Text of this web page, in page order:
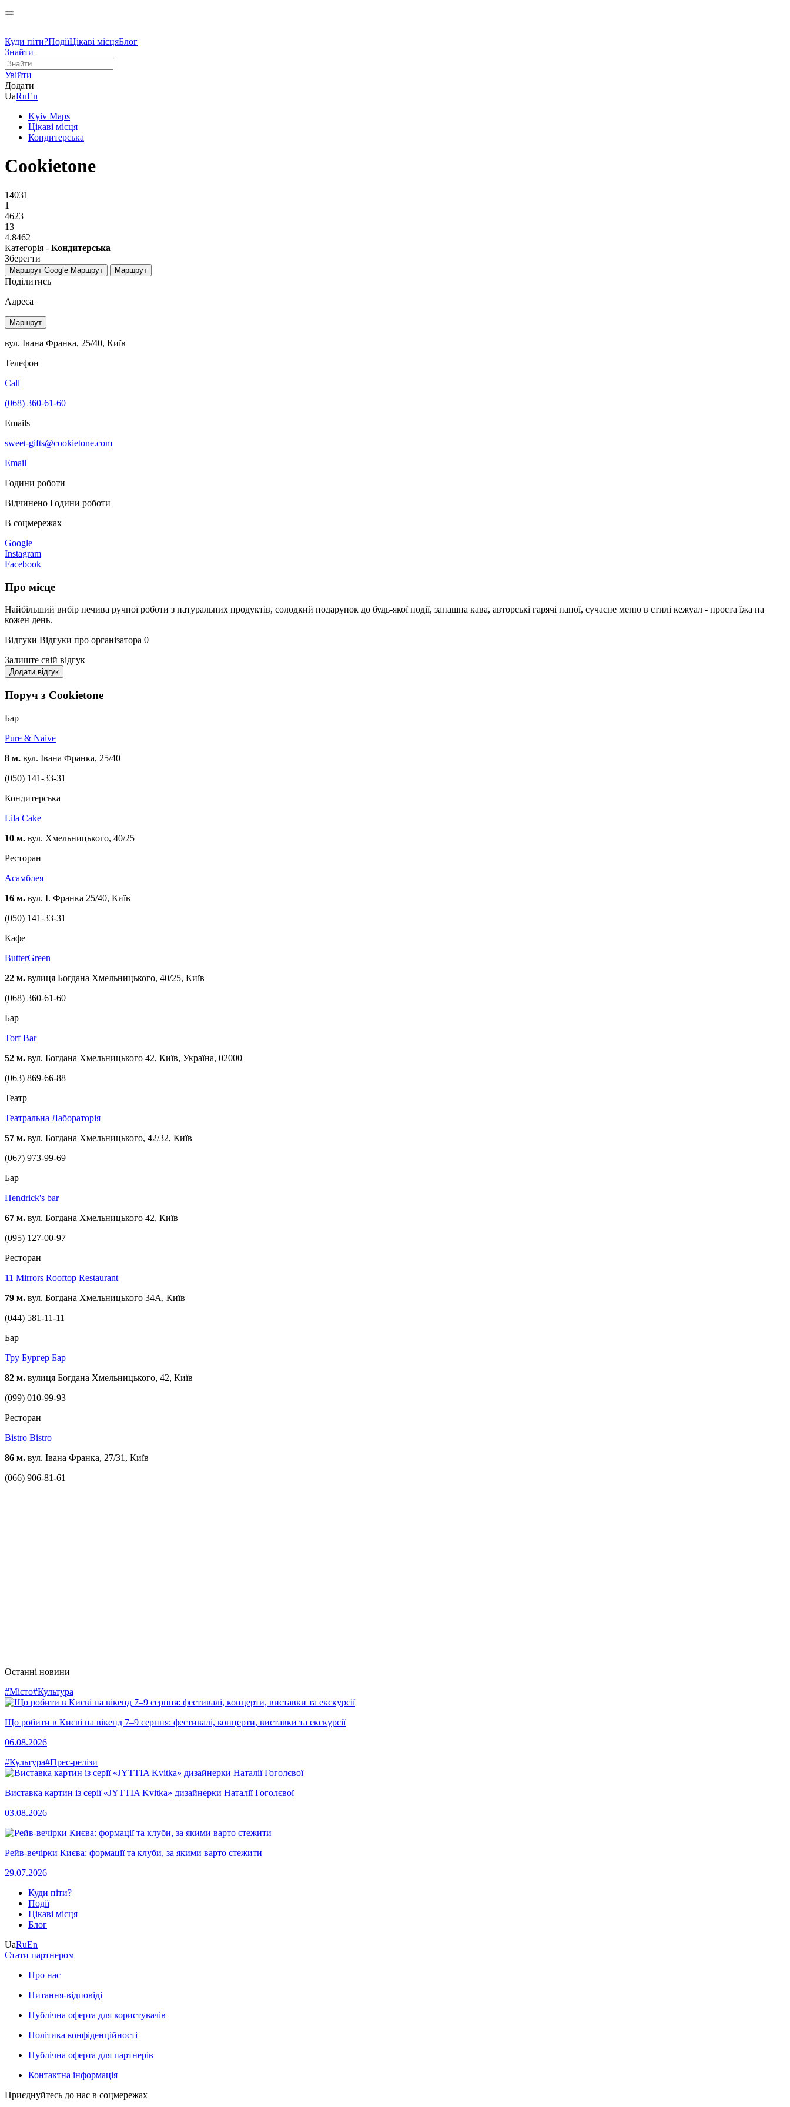
Куди піти?ПодіїЦікаві місцяБлог
Знайти
Увійти
Додати
UaRuEn
Kyiv Maps
Цікаві місця
Кондитерська
Cookietone
14031
1
4623
13
4.8462
Категорія - Кондитерська
Зберегти
Маршрут Google Маршрут Маршрут
Поділитись
Адреса
Маршрут
вул. Івана Франка, 25/40, Київ
Телефон
Call
(068) 360-61-60
Emails
sweet-gifts@cookietone.com
Email
Години роботи
Відчинено Години роботи
В соцмережах
Google
Instagram
Facebook
Про місце
Найбільший вибір печива ручної роботи з натуральних продуктів, солодкий подарунок до будь-якої події, запашна кава, авторські гарячі напої, сучасне меню в стилі кежуал - проста їжа на
кожен день.
Відгуки Відгуки про організатора 0
Залиште свій відгук
Додати відгук
Поруч з Cookietone
Бар
Pure & Naive
8 м. вул. Івана Франка, 25/40
(050) 141-33-31
Кондитерська
Lila Cake
10 м. вул. Хмельницького, 40/25
Ресторан
Асамблея
16 м. вул. І. Франка 25/40, Київ
(050) 141-33-31
Кафе
ButterGreen
22 м. вулиця Богдана Хмельницького, 40/25, Київ
(068) 360-61-60
Бар
Torf Bar
52 м. вул. Богдана Хмельницького 42, Київ, Україна, 02000
(063) 869-66-88
Театр
Театральна Лабораторія
57 м. вул. Богдана Хмельницького, 42/32, Київ
(067) 973-99-69
Бар
Hendrick's bar
67 м. вул. Богдана Хмельницького 42, Київ
(095) 127-00-97
Ресторан
11 Mirrors Rooftop Restaurant
79 м. вул. Богдана Хмельницького 34A, Київ
(044) 581-11-11
Бар
Тру Бургер Бар
82 м. вулиця Богдана Хмельницького, 42, Київ
(099) 010-99-93
Ресторан
Bistro Bistro
86 м. вул. Івана Франка, 27/31, Київ
(066) 906-81-61
Останні новини
#Місто#Культура
Що робити в Києві на вікенд 7–9 серпня: фестивалі, концерти, виставки та екскурсії
06.08.2026
#Культура#Прес-релізи
Виставка картин із серії «JYTTIA Kvitka» дизайнерки Наталії Гоголєвої
03.08.2026
Рейв-вечірки Києва: формації та клуби, за якими варто стежити
29.07.2026
Куди піти?
Події
Цікаві місця
Блог
UaRuEn
Стати партнером
Про нас
Питання-відповіді
Публічна оферта для користувачів
Політика конфіденційності
Публічна оферта для партнерів
Контактна інформація
Приєднуйтесь до нас в соцмережах